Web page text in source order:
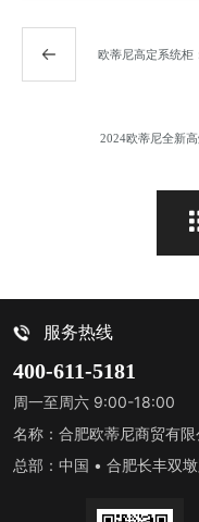
欧蒂尼高定系统柜
2024欧蒂尼全新
服务热线
400-611-5181
周一至周六 9:00-18:00
名称：合肥欧蒂尼商贸有限
总部：中国 • 合肥长丰双